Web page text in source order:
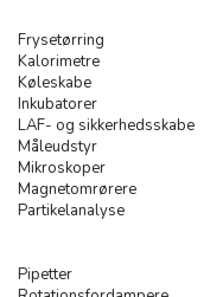
Frysetørring
Kalorimetre
Køleskabe
Inkubatorer
LAF- og sikkerhedsskabe
Måleudstyr
Mikroskoper
Magnetomrørere
Partikelanalyse
Pipetter